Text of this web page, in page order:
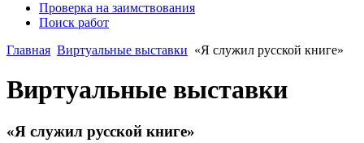
Проверка на заимствования
Поиск работ
Главная Виртуальные выставки «Я служил русской книге»
Виртуальные выставки
«Я служил русской книге»